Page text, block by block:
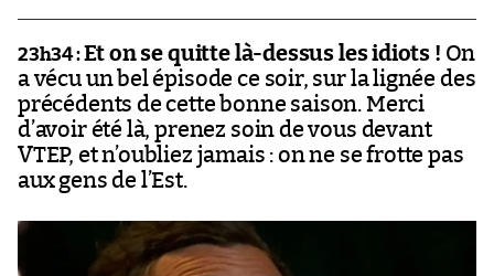
23h34 :Et on se quitte là-dessus les idiots ! On
a vécu un bel épisode ce soir, sur la lignée des
précédents de cette bonne saison. Merci
d’avoir été là, prenez soin de vous devant
VTEP, et n’oubliez jamais : on ne se frotte pas
aux gens de l’Est.